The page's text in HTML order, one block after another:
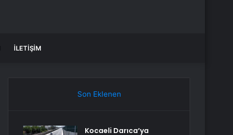
İLETIŞIM
Son Eklenen
Kocaeli Darıca’ya